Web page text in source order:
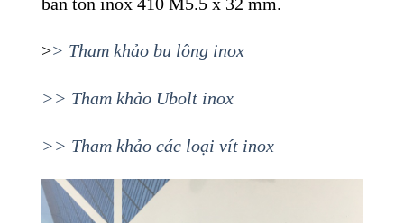
>> Tham khảo bu lông inox
>> Tham khảo Ubolt inox
>> Tham khảo các loại vít inox